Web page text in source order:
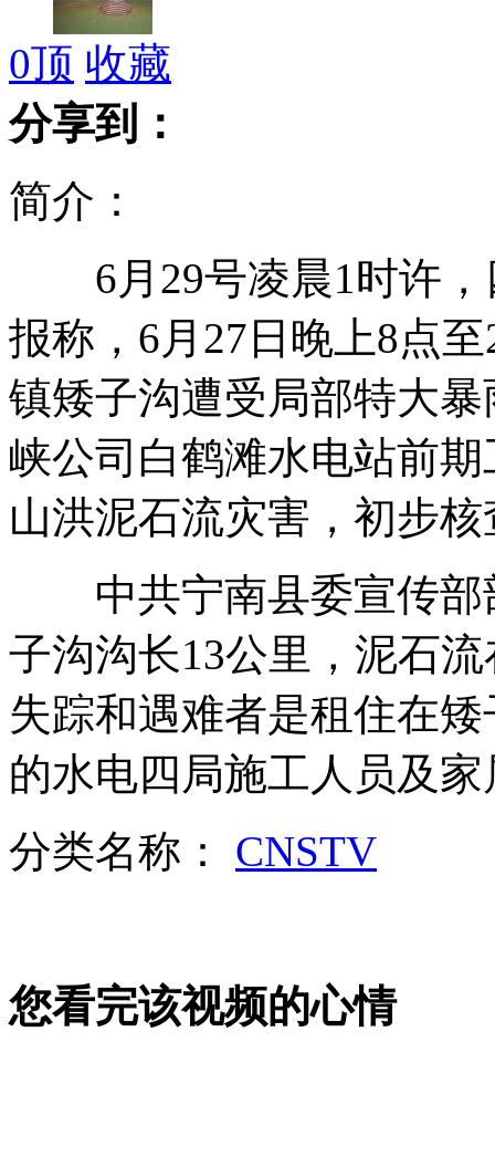
神九返回舱着陆 温家宝鼓掌
神九返回舱降落瞬间
神九返回 7架直升机与地面分队将联合搜救
美空军再爆性侵案 教官瞄准女新兵
山西运城恶犬咬伤多人 警民合力深夜将其击毙
女孩北京地铁殴打老人 痛下狠手拳打脚踢
外交部：反对强权政治霸凌主义
0顶 收藏
分享到：
简介：
6月29号凌晨1时许，
报称，6月27日晚上8点
镇矮子沟遭受局部特大
峡公司白鹤滩水电站前
山洪泥石流灾害，初步
中共宁南县委宣传部
子沟沟长13公里，泥石
失踪和遇难者是租住在
的水电四局施工人员及
分类名称： CNSTV
您看完该视频的心情